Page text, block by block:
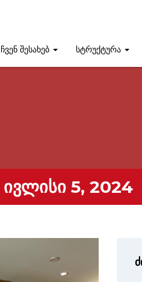
ჩვენ შესახებ სტრუქტურა
ᲘᲕᲚᲘᲡᲘ 5, 2024